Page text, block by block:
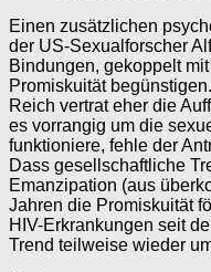
Einen zusätzlichen
der US-Sexualforscher
Bindungen, gekoppelt
Promiskuität
Reich vertrat eher die
es vorrangig um die
funktioniere, fehle der
Dass gesellschaftliche
Emanzipation (aus
Jahren die Promiskuität
HIV-Erkrankungen seit
Trend teilweise wieder